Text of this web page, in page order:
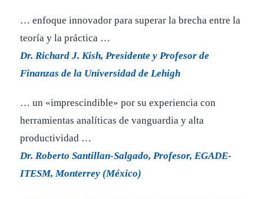
… enfoque innovador para superar la brecha entre la
teoría y la práctica …
Dr. Richard J. Kish, Presidente y Profesor de
Finanzas de la Universidad de Lehigh
… un «imprescindible» por su experiencia con
herramientas analíticas de vanguardia y alta
productividad …
Dr. Roberto Santillan-Salgado, Profesor, EGADE-
ITESM, Monterrey (México)